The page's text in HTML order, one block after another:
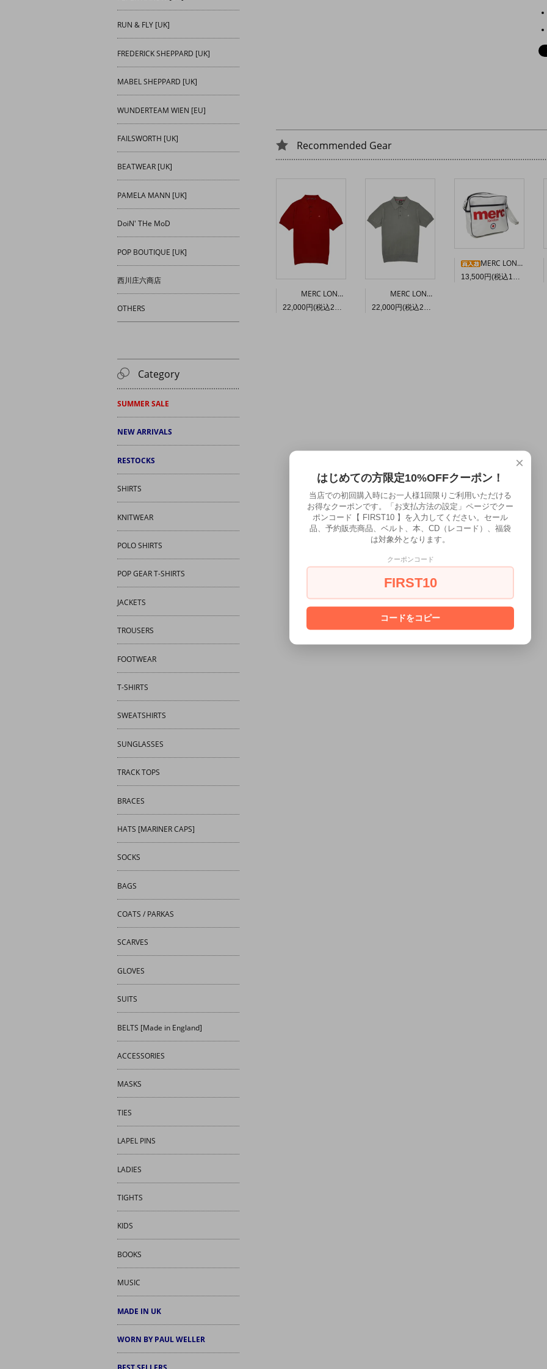
Recommended Gear
MERC LONDON “ARCHIE” マーセライズド コットン ニットポロ〈シエナ色〉
22,000円(税込24,200円)
MERC LONDON “ARCHIE” マーセライズド コットン ニットポロ〈セージ〉
22,000円(税込24,200円)
MERC LONDON エアラインバッグ〈ホワイト〉
13,500円(税込14,850円)
RUN & FLY [UK]
FREDERICK SHEPPARD [UK]
MABEL SHEPPARD [UK]
WUNDERTEAM WIEN [EU]
FAILSWORTH [UK]
BEATWEAR [UK]
PAMELA MANN [UK]
DoiN' THe MoD
POP BOUTIQUE [UK]
西川庄六商店
OTHERS
Category
SUMMER SALE
NEW ARRIVALS
RESTOCKS
SHIRTS
KNITWEAR
POLO SHIRTS
POP GEAR T-SHIRTS
JACKETS
TROUSERS
FOOTWEAR
T-SHIRTS
SWEATSHIRTS
SUNGLASSES
TRACK TOPS
BRACES
HATS [MARINER CAPS]
SOCKS
BAGS
COATS / PARKAS
SCARVES
GLOVES
SUITS
BELTS [Made in England]
ACCESSORIES
MASKS
TIES
LAPEL PINS
LADIES
TIGHTS
KIDS
BOOKS
MUSIC
MADE IN UK
WORN BY PAUL WELLER
×
はじめての方限定10%OFFクーポン！
当店での初回購入時にお一人様1回限りご利用いただける
お得なクーポンです。「お支払方法の設定」ページでクー
ポンコード【 FIRST10 】を入力してください。セール
品、予約販売商品、ベルト、本、CD（レコード）、福袋
は対象外となります。
クーポンコード
FIRST10
コードをコピー